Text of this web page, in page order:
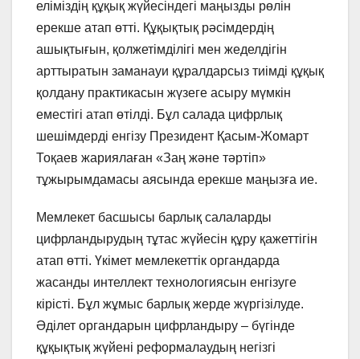
еліміздің құқық жүйесіндегі маңызды рөлін
ерекше атап өтті. Құқықтық рәсімдердің
ашықтығын, қолжетімділігі мен жеделдігін
арттыратын заманауи құралдарсыз тиімді құқық
қолдану практикасын жүзеге асыру мүмкін
еместігі атап өтілді. Бұл салада цифрлық
шешімдерді енгізу Президент Қасым-Жомарт
Тоқаев жариялаған «Заң және тәртіп»
тұжырымдамасы аясында ерекше маңызға ие.
Мемлекет басшысы барлық салаларды
цифрландырудың тұтас жүйесін құру қажеттігін
атап өтті. Үкімет мемлекеттік органдарда
жасанды интеллект технологиясын енгізуге
кірісті. Бұл жұмыс барлық жерде жүргізілуде.
Әділет органдарын цифрландыру – бүгінде
құқықтық жүйені реформалаудың негізгі